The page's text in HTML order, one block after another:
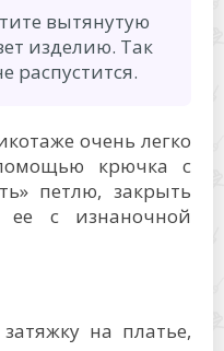
вытянутую
изделию. Так
распустится.
очень легко
крючка с
петлю, закрыть
с изнаночной
на платье,